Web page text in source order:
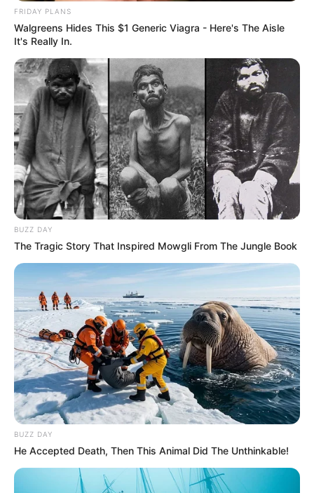
FRIDAY PLANS
Walgreens Hides This $1 Generic Viagra - Here's The Aisle
It's Really In.
BUZZ DAY
The Tragic Story That Inspired Mowgli From The Jungle Book
BUZZ DAY
He Accepted Death, Then This Animal Did The Unthinkable!